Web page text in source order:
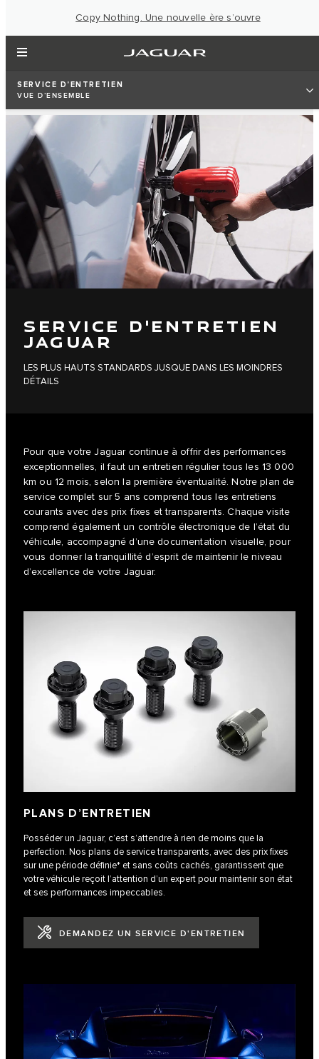
Copy Nothing. Une nouvelle ère s’ouvre
SERVICE D'ENTRETIEN
VUE D’ENSEMBLE
SERVICE D'ENTRETIEN
JAGUAR
LES PLUS HAUTS STANDARDS JUSQUE DANS LES MOINDRES
DÉTAILS
Pour que votre Jaguar continue à offrir des performances
exceptionnelles, il faut un entretien régulier tous les 13 000
km ou 12 mois, selon la première éventualité. Notre plan de
service complet sur 5 ans comprend tous les entretiens
courants avec des prix fixes et transparents. Chaque visite
comprend également un contrôle électronique de l’état du
véhicule, accompagné d’une documentation visuelle, pour
vous donner la tranquillité d’esprit de maintenir le niveau
d’excellence de votre Jaguar.
PLANS D’ENTRETIEN
Posséder un Jaguar, c’est s’attendre à rien de moins que la
perfection. Nos plans de service transparents, avec des prix fixes
sur une période définie* et sans coûts cachés, garantissent que
votre véhicule reçoit l’attention d’un expert pour maintenir son état
et ses performances impeccables.
DEMANDEZ UN SERVICE D'ENTRETIEN